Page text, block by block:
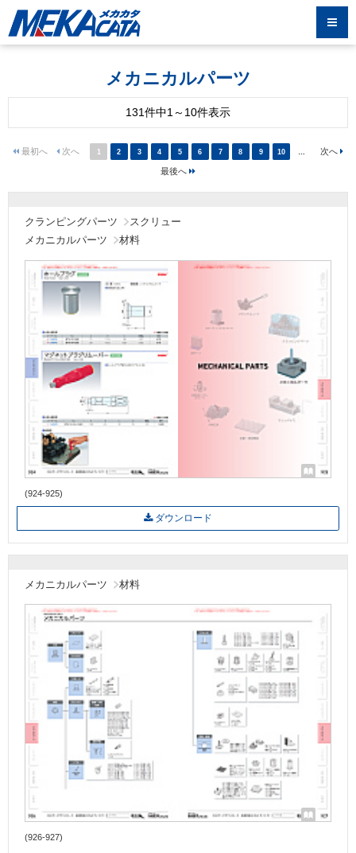
メカニカルパーツ
131件中1～10件表示
1 2 3 4 5 6 7 8 9 10
クランピングパーツ
スクリュー
メカニカルパーツ
材料
(924-925)
ダウンロード
メカニカルパーツ 材料
(926-927)